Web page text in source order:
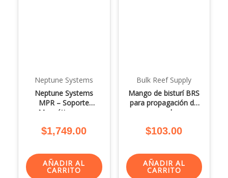
Neptune Systems
Neptune Systems
MPR – Soporte
Magnético para
$1,749.00
AÑADIR AL
CARRITO
Bulk Reef Supply
Mango de bisturí BRS
para propagación de
coral
$103.00
AÑADIR AL
CARRITO